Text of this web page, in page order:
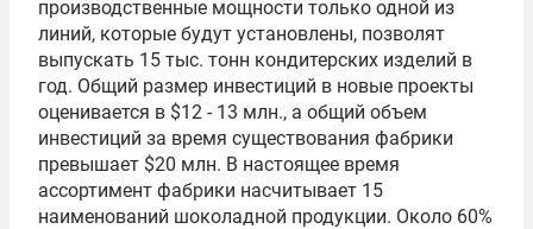
производственные мощности только одной из
линий, которые будут установлены, позволят
выпускать 15 тыс. тонн кондитерских изделий в
год. Общий размер инвестиций в новые проекты
оценивается в $12 - 13 млн., а общий объем
инвестиций за время существования фабрики
превышает $20 млн. В настоящее время
ассортимент фабрики насчитывает 15
наименований шоколадной продукции. Около 60%